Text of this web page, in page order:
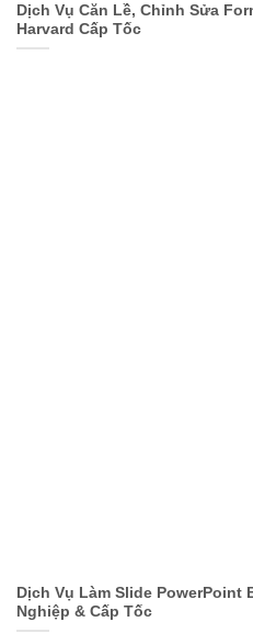
Dịch Vụ Căn Lề, Chỉnh Sửa
Harvard Cấp Tốc
Dịch Vụ Làm Slide PowerPoint
Nghiệp & Cấp Tốc